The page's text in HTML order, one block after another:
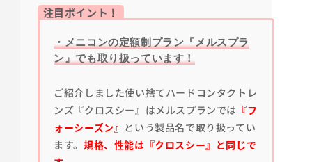
注目ポイント！
・メニコンの定額制プラン『メルスプラ
ン』でも取り扱っています！
ご紹介しました使い捨てハードコンタクトレ
ンズ『クロスシー』はメルスプランでは 『フ
ォーシーズン』 という製品名で取り扱ってい
ます。 規格、性能は『クロスシー』と同じで